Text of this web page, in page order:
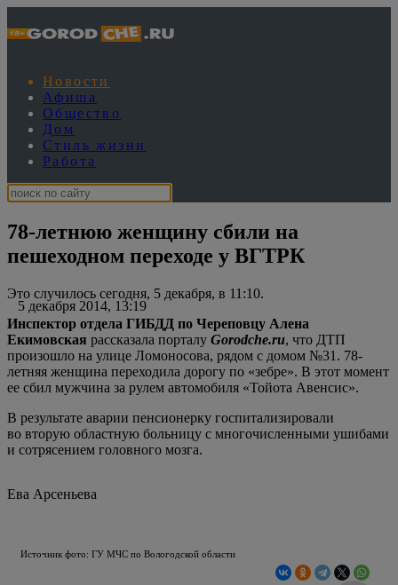
Новости
Афиша
Общество
Дом
Стиль жизни
Работа
78-летнюю женщину сбили на
пешеходном переходе у ВГТРК
5 декабря 2014, 13:19
Это случилось сегодня, 5 декабря, в 11:10.
Инспектор отдела ГИБДД по Череповцу Алена
Екимовская рассказала порталу Gorodche.ru, что ДТП
произошло на улице Ломоносова, рядом с домом №31. 78-
летняя женщина переходила дорогу по «зебре». В этот момент
ее сбил мужчина за рулем автомобиля «Тойота Авенсис».
В результате аварии пенсионерку госпитализировали
во вторую областную больницу с многочисленными ушибами
и сотрясением головного мозга.
Ева Арсеньева
Источник фото: ГУ МЧС по Вологодской области